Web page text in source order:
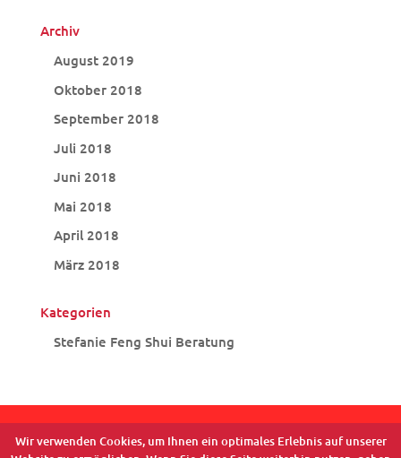
Archiv
August 2019
Oktober 2018
September 2018
Juli 2018
Juni 2018
Mai 2018
April 2018
März 2018
Kategorien
Stefanie Feng Shui Beratung
Wir verwenden Cookies, um Ihnen ein optimales Erlebnis auf unserer